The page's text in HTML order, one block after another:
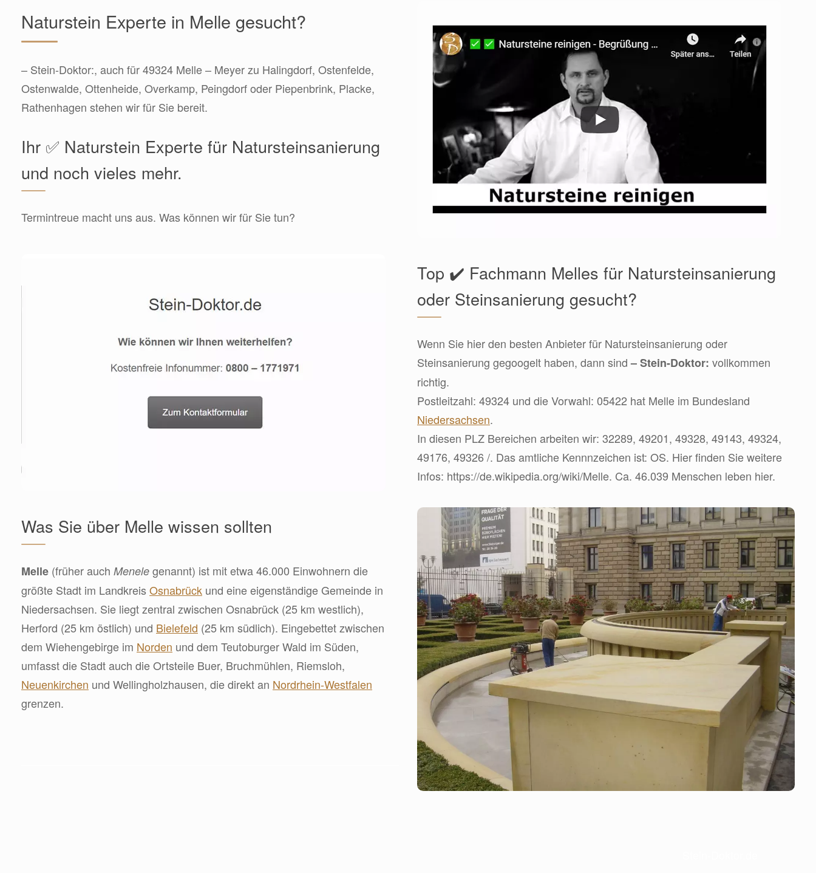
Naturstein Experte in Melle gesucht?
– Stein-Doktor:, auch für 49324 Melle – Meyer zu Halingdorf, Ostenfelde,
Ostenwalde, Ottenheide, Overkamp, Peingdorf oder Piepenbrink, Placke,
Rathenhagen stehen wir für Sie bereit.
Ihr ✅ Naturstein Experte für Natursteinsanierung
und noch vieles mehr.
Termintreue macht uns aus. Was können wir für Sie tun?
Top ✔️ Fachmann Melles für Natursteinsanierung
oder Steinsanierung gesucht?
Wenn Sie hier den besten Anbieter für Natursteinsanierung oder
Steinsanierung gegoogelt haben, dann sind– Stein-Doktor: vollkommen
richtig.
Postleitzahl: 49324 und die Vorwahl: 05422 hat Melle im Bundesland
Niedersachsen.
In diesen PLZ Bereichen arbeiten wir: 32289, 49201, 49328, 49143, 49324,
49176, 49326 /. Das amtliche Kennnzeichen ist: OS. Hier finden Sie weitere
Infos: https://de.wikipedia.org/wiki/Melle. Ca. 46.039 Menschen leben hier.
Was Sie über Melle wissen sollten
Melle (früher auch Menele genannt) ist mit etwa 46.000 Einwohnern die
größte Stadt im LandkreisOsnabrück und eine eigenständige Gemeinde in
Niedersachsen. Sie liegt zentral zwischen Osnabrück (25 km westlich),
Herford (25 km östlich) und Bielefeld (25 km südlich). Eingebettet zwischen
dem Wiehengebirge im Norden und dem Teutoburger Wald im Süden,
umfasst die Stadt auch die Ortsteile Buer, Bruchmühlen, Riemsloh,
Neuenkirchen und Wellingholzhausen, die direkt an Nordrhein-Westfalen
grenzen.